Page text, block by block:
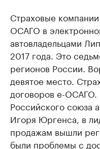
Страховые
ОСАГО в
автовладельцами
2017 года. Это
регионов России.
девятое место.
договоров е-
Российского союза
Игоря Юргенса, в
продажам вышли
были проблемы с